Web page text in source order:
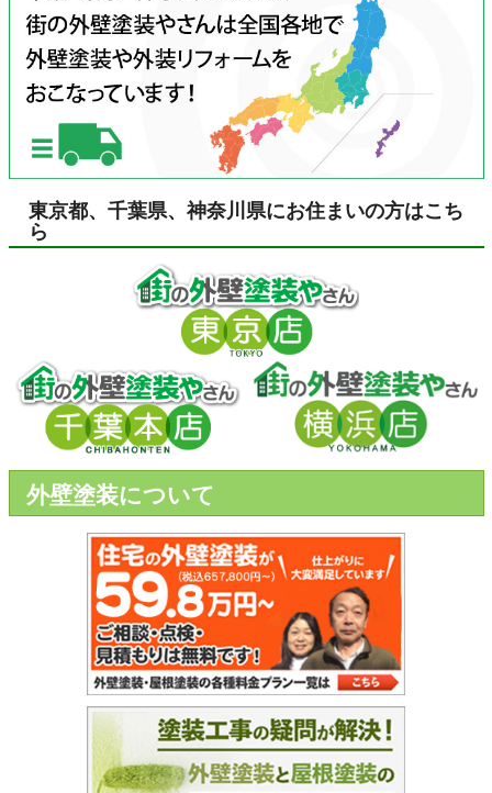
東京都、千葉県、神奈川県にお住まいの方はこち
ら
外壁塗装について